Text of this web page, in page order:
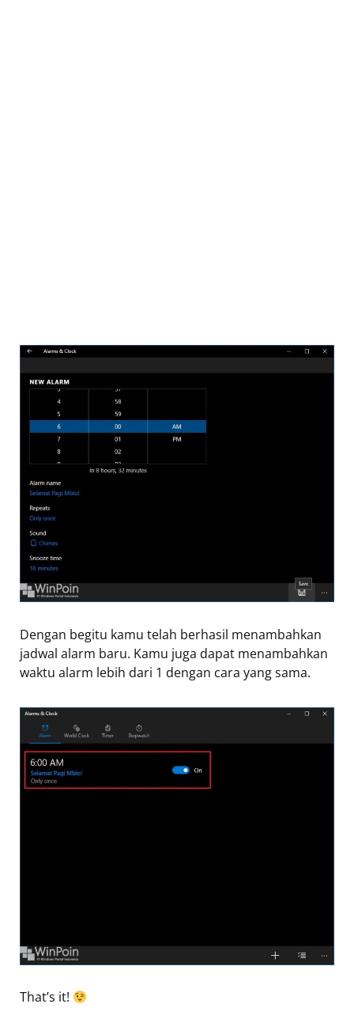
Dengan begitu kamu telah berhasil menambahkan
jadwal alarm baru. Kamu juga dapat menambahkan
waktu alarm lebih dari 1 dengan cara yang sama.
That’s it!